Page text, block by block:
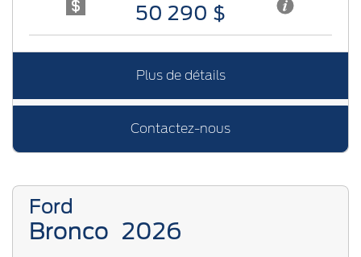
50 290 $
Plus de détails
Contactez-nous
Ford
Bronco 2026